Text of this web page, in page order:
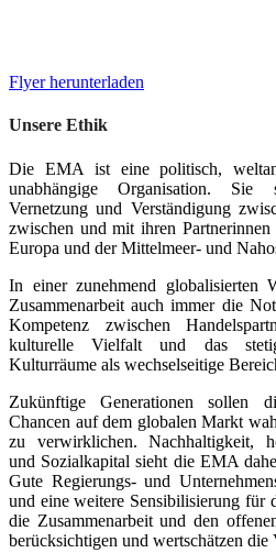
Flyer herunterladen
Unsere Ethik
Die EMA ist eine politisch,
unabhängige Organisation. Sie
Vernetzung und Verständigung
zwischen und mit ihren
Europa und der Mittelmeer- und
In einer zunehmend globalisierten
Zusammenarbeit auch immer die
Kompetenz zwischen
kulturelle Vielfalt und das
Kulturräume als wechselseitige
Zukünftige Generationen sollen
Chancen auf dem globalen Markt
zu verwirklichen. Nachhaltigkeit,
und Sozialkapital sieht die EMA
Gute Regierungs- und
und eine weitere Sensibilisierung für
die Zusammenarbeit und den
berücksichtigen und wertschätzen